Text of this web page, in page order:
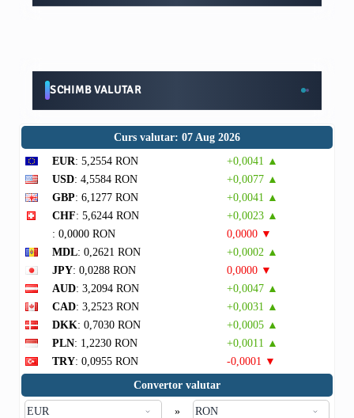
SCHIMB VALUTAR
Curs valutar: 07 Aug 2026
EUR: 5,2554 RON
+0,0041 ▲
USD: 4,5584 RON
+0,0077 ▲
GBP: 6,1277 RON
+0,0041 ▲
CHF: 5,6244 RON
+0,0023 ▲
: 0,0000 RON
0,0000 ▼
MDL: 0,2621 RON
+0,0002 ▲
JPY: 0,0288 RON
0,0000 ▼
AUD: 3,2094 RON
+0,0047 ▲
CAD: 3,2523 RON
+0,0031 ▲
DKK: 0,7030 RON
+0,0005 ▲
PLN: 1,2230 RON
+0,0011 ▲
TRY: 0,0955 RON
-0,0001 ▼
Convertor valutar
»